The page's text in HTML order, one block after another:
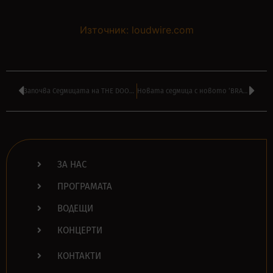
Източник: loudwire.com
Започва Седмицата на THE DOORS по радио ТАНГРА МЕГА РОК Новата седмица с новото ‘BRAZZ JAMBOREE’ на ВИЛИ СТОЯНОВ в ПОДКАСТ
ЗА НАС
ПРОГРАМАТА
ВОДЕЩИ
КОНЦЕРТИ
КОНТАКТИ